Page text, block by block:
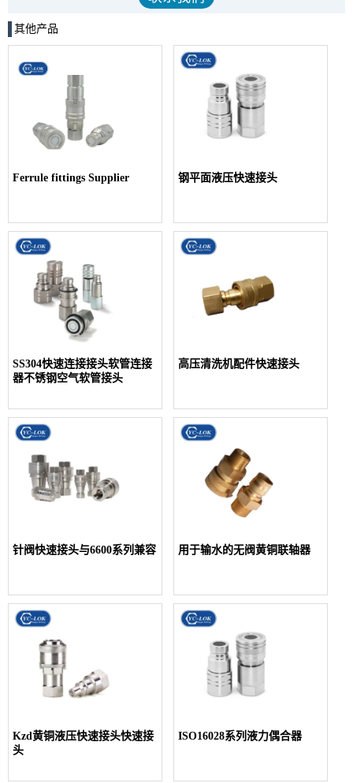
其他产品
Ferrule fittings Supplier 钢平面液压快速接头
SS304快速连接接头软管连接
器不锈钢空气软管接头
高压清洗机配件快速接头
针阀快速接头与6600系列兼容 用于输水的无阀黄铜联轴器
Kzd黄铜液压快速接头快速接
头
ISO16028系列液力偶合器